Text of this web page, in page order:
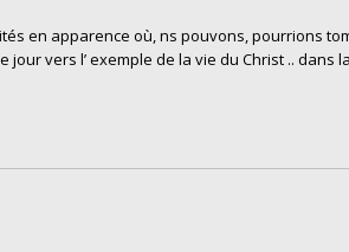
en apparence où, ns pouvons, pourrions
vers l’ exemple de la vie du Christ .. dans